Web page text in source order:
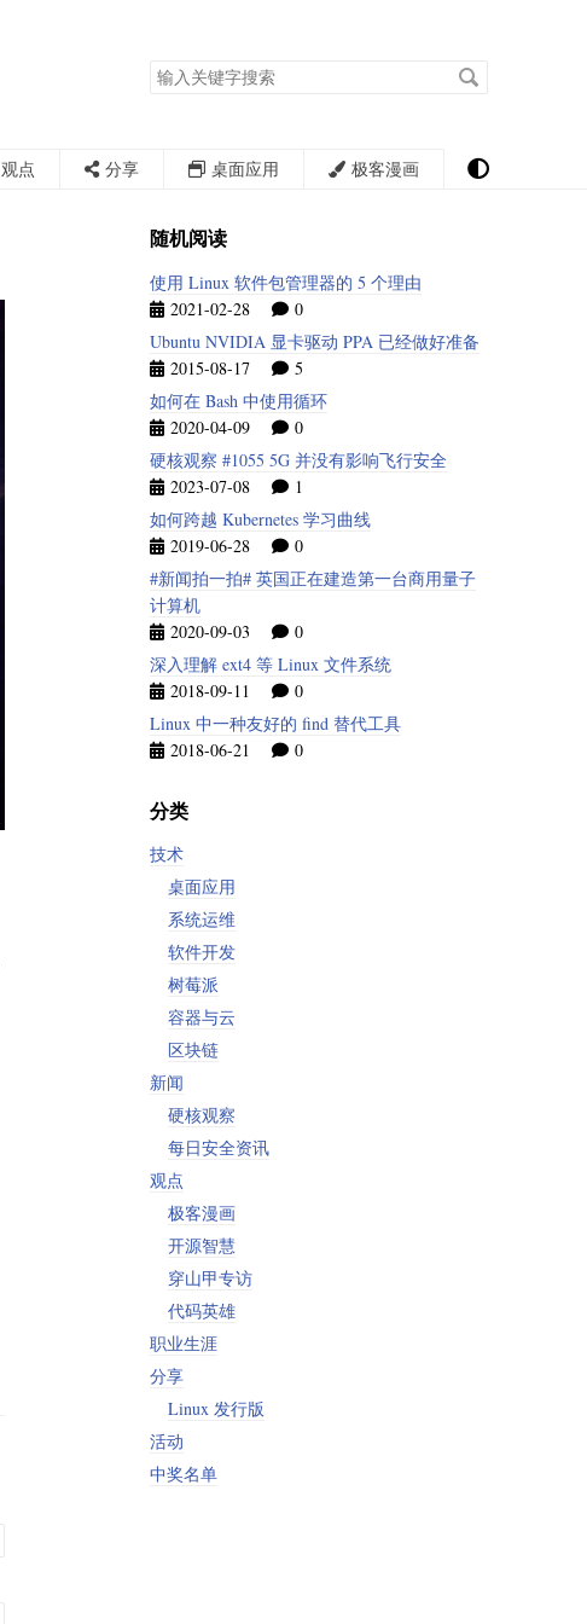
搜
索
观点 分享 桌面应用 极客漫画
随机阅读
使用 Linux 软件包管理器的 5 个理由
2021-02-28
0
Ubuntu NVIDIA 显卡驱动 PPA 已经做好准备
2015-08-17
5
如何在 Bash 中使用循环
2020-04-09
0
硬核观察 #1055 5G 并没有影响飞行安全
2023-07-08
1
如何跨越 Kubernetes 学习曲线
2019-06-28
0
#新闻拍一拍# 英国正在建造第一台商用量子
计算机
2020-09-03
0
深入理解 ext4 等 Linux 文件系统
2018-09-11
0
Linux 中一种友好的 find 替代工具
2018-06-21
0
分类
技术
桌面应用
系统运维
软件开发
树莓派
容器与云
区块链
新闻
硬核观察
每日安全资讯
观点
极客漫画
开源智慧
穿山甲专访
代码英雄
职业生涯
分享
Linux 发行版
活动
中奖名单